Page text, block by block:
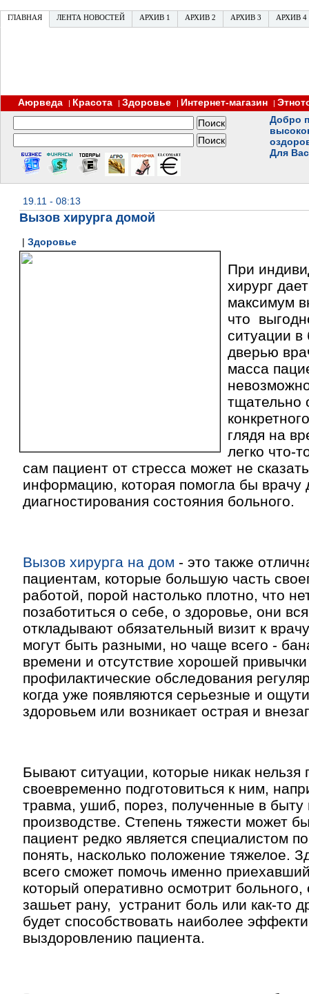
ГЛАВНАЯ ЛЕНТА НОВОСТЕЙ АРХИВ 1 АРХИВ 2 АРХИВ 3 АРХИВ 4
Аюрведа | Красота | Здоровье | Интернет-магазин |
Добро
Для
19.11 - 08:13
Вызов хирурга домой
| Здоровье
При
хирург
максимум
что
ситуации в
дверью
масса
тщательно
глядя на
легко что-
сам пациент от стресса может не
информацию, которая помогла бы врачу
диагностирования состояния больного.
Вызов хирурга на дом - это также
пациентам, которые большую часть
работой, порой настолько плотно, что
позаботиться о себе, о здоровье, они
откладывают обязательный визит к
могут быть разными, но чаще всего -
времени и отсутствие хорошей
профилактические обследования
когда уже появляются серьезные и
здоровьем или возникает острая и
Бывают ситуации, которые никак нельзя
своевременно подготовиться к ним,
травма, ушиб, порез, полученные в быту
производстве. Степень тяжести может
пациент редко является специалистом
понять, насколько положение тяжелое.
всего сможет помочь именно
который оперативно осмотрит больного,
зашьет рану, устранит боль или как-то
будет способствовать наиболее
выздоровлению пациента.